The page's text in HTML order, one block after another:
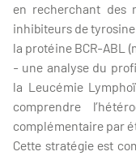
en recherchant des
inhibiteurs de
la protéine BCR-ABL
- une analyse du
la Leucémie
comprendre
complémentaire par
Cette stratégie est